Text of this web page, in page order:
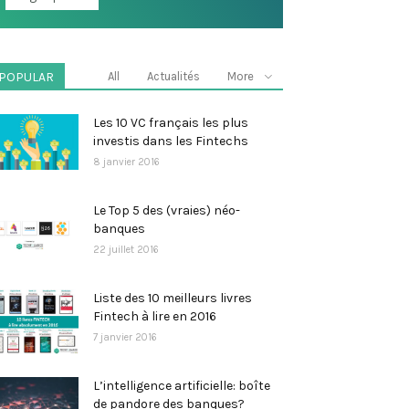
All Actualités More
Les 10 VC français les plus
investis dans les Fintechs
8 janvier 2016
Le Top 5 des (vraies) néo-
banques
22 juillet 2016
Liste des 10 meilleurs livres
Fintech à lire en 2016
7 janvier 2016
L’intelligence artificielle: boîte
de pandore des banques?